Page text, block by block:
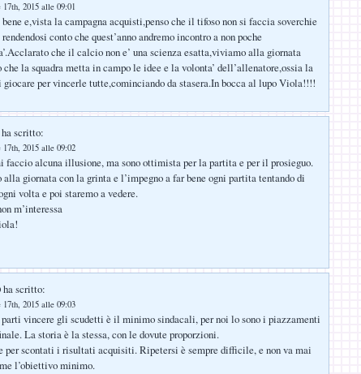
17th, 2015 alle 09:01
e,vista la campagna acquisti,penso che il tifoso non si faccia soverchie
conto che quest’anno andremo incontro a non poche
che il calcio non e’ una scienza esatta,viviamo alla giornata
che la squadra metta in campo le idee e la volonta’ dell’allenatore,ossia la
per vincerle tutte,cominciando da stasera.In bocca al lupo Viola!!!!
ha scritto:
17th, 2015 alle 09:02
faccio alcuna illusione, ma sono ottimista per la partita e per il prosieguo.
giornata con la grinta e l’impegno a far bene ogni partita tentando di
volta e poi staremo a vedere.
m’interessa
ha scritto:
17th, 2015 alle 09:03
vincere gli scudetti è il minimo sindacali, per noi lo sono i piazzamenti
La storia è la stessa, con le dovute proporzioni.
per scontati i risultati acquisiti. Ripetersi è sempre difficile, e non va mai
l’obiettivo minimo.